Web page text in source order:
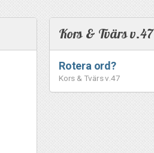
Kors & Tvärs v.47
Rotera ord?
Kors & Tvärs v.47